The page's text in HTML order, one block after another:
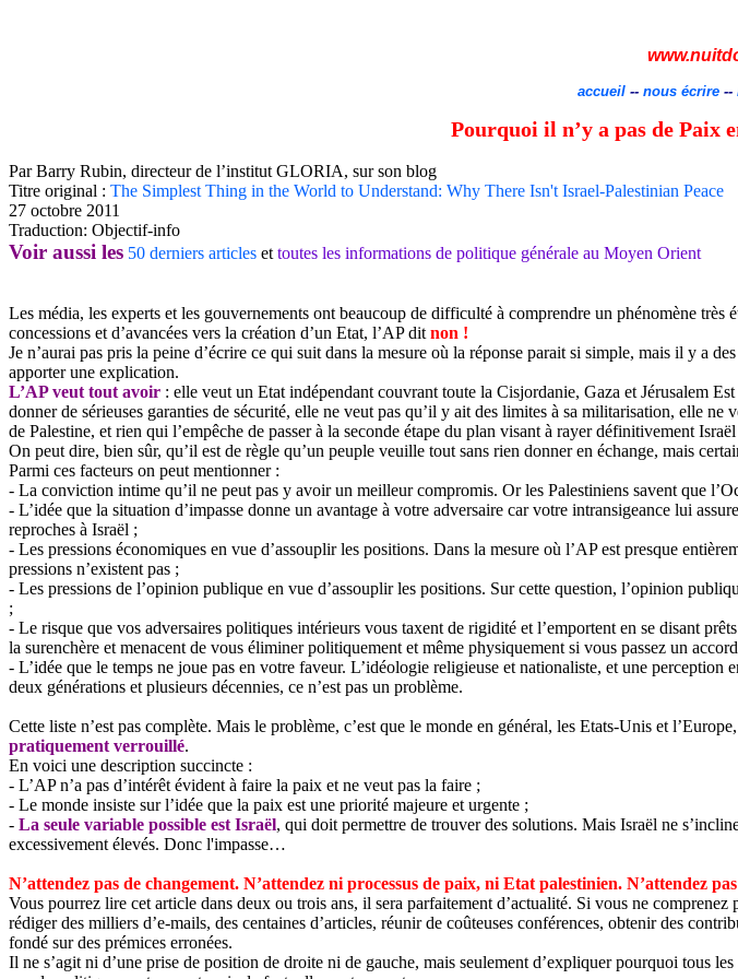
accueil -- nous écrire--
Pourquoi il n’y a pas de Paix
Par Barry Rubin, directeur de l’institut GLORIA, sur son blog
Titre original : The Simplest Thing in the World to Understand: Why There Isn't Israel-Palestinian Peace
27 octobre 2011
Traduction: Objectif-info
Voir aussi les 50 derniers articles et toutes les informations de politique générale au Moyen Orient
Les média, les experts et les gouvernements ont beaucoup de difficulté à comprendre un phénomène
concessions et d’avancées vers la création d’un Etat, l’AP dit non !
Je n’aurai pas pris la peine d’écrire ce qui suit dans la mesure où la réponse parait si simple, mais il y a
apporter une explication.
L’AP veut tout avoir : elle veut un Etat indépendant couvrant toute la Cisjordanie, Gaza et Jérusalem
donner de sérieuses garanties de sécurité, elle ne veut pas qu’il y ait des limites à sa militarisation, elle
de Palestine, et rien qui l’empêche de passer à la seconde étape du plan visant à rayer définitivement
On peut dire, bien sûr, qu’il est de règle qu’un peuple veuille tout sans rien donner en échange, mais
Parmi ces facteurs on peut mentionner :
- La conviction intime qu’il ne peut pas y avoir un meilleur compromis. Or les Palestiniens savent que
- L’idée que la situation d’impasse donne un avantage à votre adversaire car votre intransigeance lui
reproches à Israël ;
- Les pressions économiques en vue d’assouplir les positions. Dans la mesure où l’AP est presque
pressions n’existent pas ;
- Les pressions de l’opinion publique en vue d’assouplir les positions. Sur cette question, l’opinion
;
- Le risque que vos adversaires politiques intérieurs vous taxent de rigidité et l’emportent en se disant
la surenchère et menacent de vous éliminer politiquement et même physiquement si vous passez un
- L’idée que le temps ne joue pas en votre faveur. L’idéologie religieuse et nationaliste, et une
deux générations et plusieurs décennies, ce n’est pas un problème.
Cette liste n’est pas complète. Mais le problème, c’est que le monde en général, les Etats-Unis et
pratiquement verrouillé.
En voici une description succincte :
- L’AP n’a pas d’intérêt évident à faire la paix et ne veut pas la faire ;
- Le monde insiste sur l’idée que la paix est une priorité majeure et urgente ;
- La seule variable possible est Israël, qui doit permettre de trouver des solutions. Mais Israël ne
excessivement élevés. Donc l'impasse…
N’attendez pas de changement. N’attendez ni processus de paix, ni Etat palestinien. N’attendez pas
Vous pourrez lire cet article dans deux ou trois ans, il sera parfaitement d’actualité. Si vous ne
rédiger des milliers d’e-mails, des centaines d’articles, réunir de coûteuses conférences, obtenir des
fondé sur des prémices erronées.
Il ne s’agit ni d’une prise de position de droite ni de gauche, mais seulement d’expliquer pourquoi tous